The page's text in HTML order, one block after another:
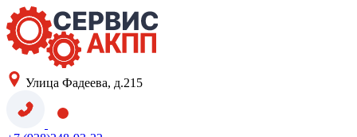
Улица Фадеева, д.215